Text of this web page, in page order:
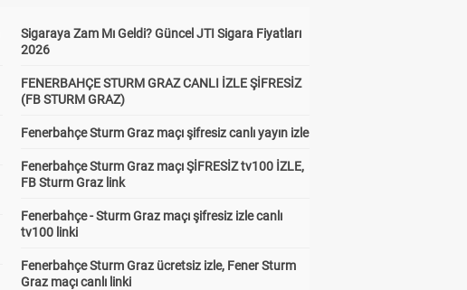
Sigaraya Zam Mı Geldi? Güncel JTI Sigara Fiyatları
2026
FENERBAHÇE STURM GRAZ CANLI İZLE ŞİFRESİZ
(FB STURM GRAZ)
Fenerbahçe Sturm Graz maçı şifresiz canlı yayın izle
Fenerbahçe Sturm Graz maçı ŞİFRESİZ tv100 İZLE,
FB Sturm Graz link
Fenerbahçe - Sturm Graz maçı şifresiz izle canlı
tv100 linki
Fenerbahçe Sturm Graz ücretsiz izle, Fener Sturm
Graz maçı canlı linki